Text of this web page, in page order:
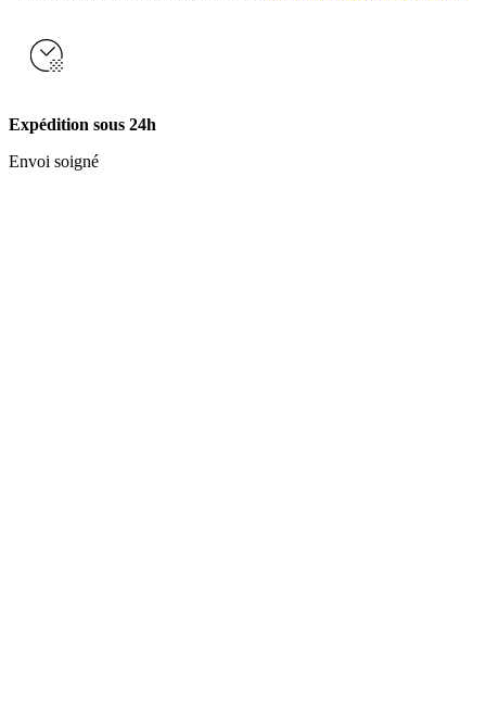
Expédition sous 24h
Envoi soigné